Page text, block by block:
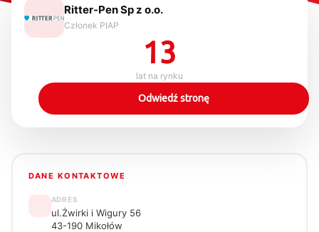
Ritter-Pen Sp z o.o.
Członek PIAP
13
lat na rynku
Odwiedź stronę
DANE KONTAKTOWE
ADRES
ul.Żwirki i Wigury 56
43-190 Mikołów